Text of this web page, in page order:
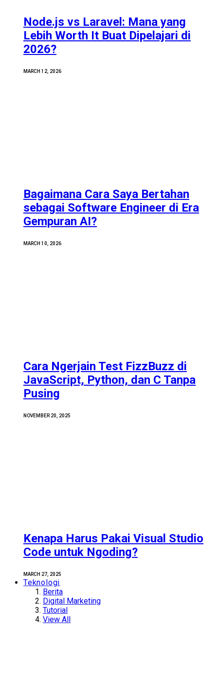
Node.js vs Laravel: Mana yang
Lebih Worth It Buat Dipelajari di
2026?
MARCH 12, 2026
Bagaimana Cara Saya Bertahan
sebagai Software Engineer di Era
Gempuran AI?
MARCH 10, 2026
Cara Ngerjain Test FizzBuzz di
JavaScript, Python, dan C Tanpa
Pusing
NOVEMBER 20, 2025
Kenapa Harus Pakai Visual Studio
Code untuk Ngoding?
MARCH 27, 2025
Teknologi
Berita
Digital Marketing
Tutorial
View All